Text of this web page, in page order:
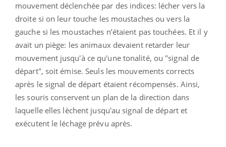
mouvement déclenchée par des indices: lécher vers la
droite si on leur touche les moustaches ou vers la
gauche si les moustaches n’étaient pas touchées. Et il y
avait un piège: les animaux devaient retarder leur
mouvement jusqu'à ce qu'une tonalité, ou "signal de
départ", soit émise. Seuls les mouvements corrects
après le signal de départ étaient récompensés. Ainsi,
les souris conservent un plan de la direction dans
laquelle elles lèchent jusqu'au signal de départ et
exécutent le léchage prévu après.